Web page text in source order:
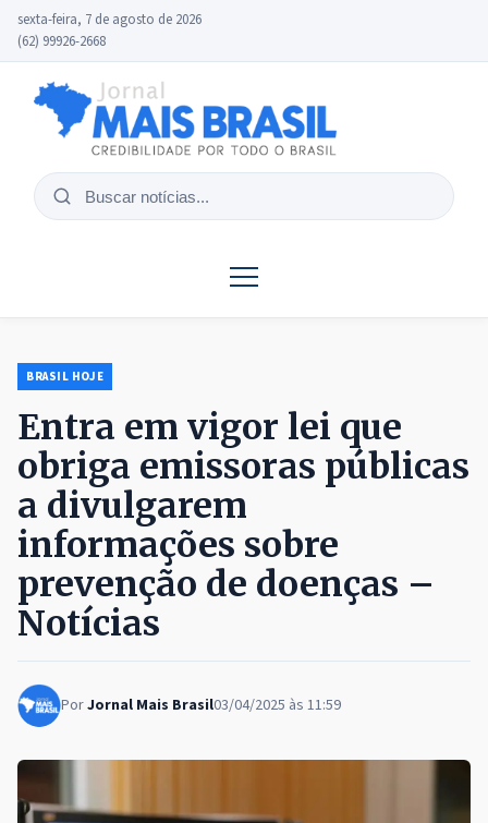
sexta-feira, 7 de agosto de 2026
(62) 99926-2668
Buscar
BRASIL HOJE
Entra em vigor lei que
obriga emissoras públicas
a divulgarem
informações sobre
prevenção de doenças –
Notícias
PorJornal Mais Brasil03/04/2025 às 11:59